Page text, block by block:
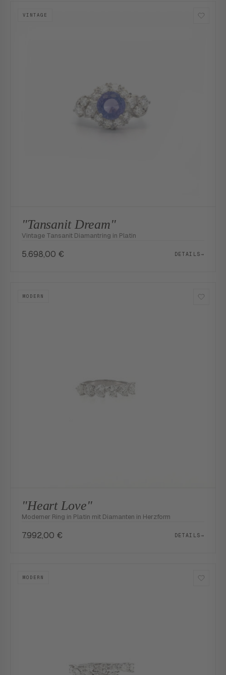
VINTAGE
"Tansanit Dream"
Vintage Tansanit Diamantring in Platin
5.698,00 € DETAILS→
MODERN
"Heart Love"
Moderner Ring in Platin mit Diamanten in Herzform
7.992,00 € DETAILS→
MODERN